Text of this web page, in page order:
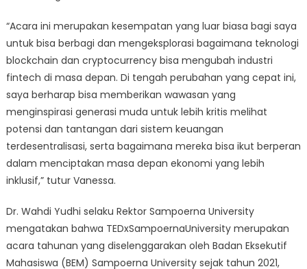
“Acara ini merupakan kesempatan yang luar biasa bagi saya
untuk bisa berbagi dan mengeksplorasi bagaimana teknologi
blockchain dan cryptocurrency bisa mengubah industri
fintech di masa depan. Di tengah perubahan yang cepat ini,
saya berharap bisa memberikan wawasan yang
menginspirasi generasi muda untuk lebih kritis melihat
potensi dan tantangan dari sistem keuangan
terdesentralisasi, serta bagaimana mereka bisa ikut berperan
dalam menciptakan masa depan ekonomi yang lebih
inklusif,” tutur Vanessa.
Dr. Wahdi Yudhi selaku Rektor Sampoerna University
mengatakan bahwa TEDxSampoernaUniversity merupakan
acara tahunan yang diselenggarakan oleh Badan Eksekutif
Mahasiswa (BEM) Sampoerna University sejak tahun 2021,